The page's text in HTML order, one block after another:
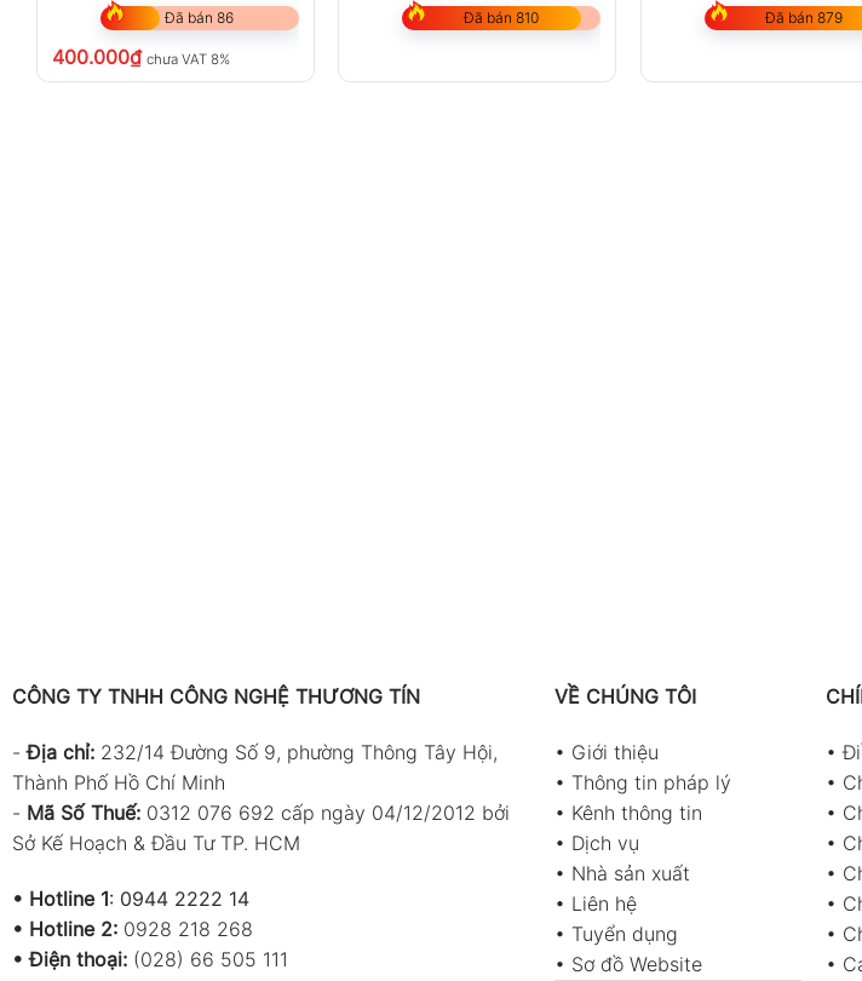
Đã bán 86
400.000₫ chưa VAT 8%
Đã bán 810 Đã bán 879
CÔNG TY TNHH CÔNG NGHỆ THƯƠNG TÍN
-Địa chỉ: 232/14 Đường Số 9, phường Thông Tây Hội,
Thành Phố Hồ Chí Minh
- Mã Số Thuế: 0312 076 692 cấp ngày 04/12/2012 bởi
Sở Kế Hoạch & Đầu Tư TP. HCM
• Hotline 1: 0944 2222 14
• Hotline 2: 0928 218 268
• Điện thoại: (028) 66 505 111
VỀ CHÚNG TÔI
• Giới thiệu
• Thông tin pháp lý
• Kênh thông tin
• Dịch vụ
• Nhà sản xuất
• Liên hệ
• Tuyển dụng
• Sơ đồ Website
•
•
•
•
•
•
•
•